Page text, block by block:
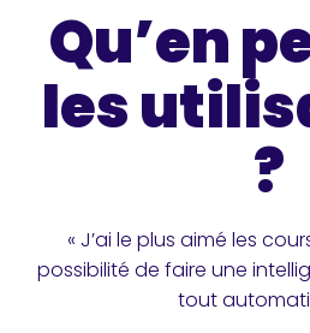
Qu’en
les
?
« J’ai le plus aimé les
possibilité de faire une
tout